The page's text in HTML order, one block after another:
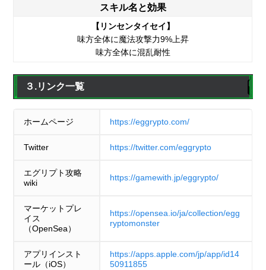
スキル名と効果
【リンセンタイセイ】
味方全体に魔法攻撃力9%上昇
味方全体に混乱耐性
３.リンク一覧
ホームページ https://eggrypto.com/
Twitter https://twitter.com/eggrypto
エグリプト攻略
wiki
https://gamewith.jp/eggrypto/
マーケットプレ
イス
（OpenSea）
https://opensea.io/ja/collection/egg
ryptomonster
アプリインスト
ール（iOS）
https://apps.apple.com/jp/app/id14
50911855